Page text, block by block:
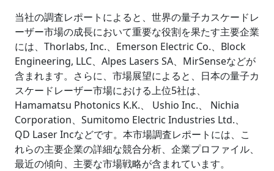
当社の調査レポートによると、世界の量子カスケードレ
ーザー市場の成長において重要な役割を果たす主要企業
には、Thorlabs, Inc.、Emerson Electric Co.、Block
Engineering, LLC、Alpes Lasers SA、MirSenseなどが
含まれます。さらに、市場展望によると、日本の量子カ
スケードレーザー市場における上位5社は、
Hamamatsu Photonics K.K.、 Ushio Inc.、 Nichia
Corporation、Sumitomo Electric Industries Ltd.、
QD Laser Incなどです。本市場調査レポートには、こ
れらの主要企業の詳細な競合分析、企業プロファイル、
最近の傾向、主要な市場戦略が含まれています。